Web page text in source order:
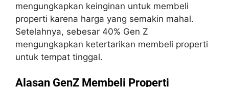
mengungkapkan keinginan untuk membeli
properti karena harga yang semakin mahal.
Setelahnya, sebesar 40% Gen Z
mengungkapkan ketertarikan membeli properti
untuk tempat tinggal.